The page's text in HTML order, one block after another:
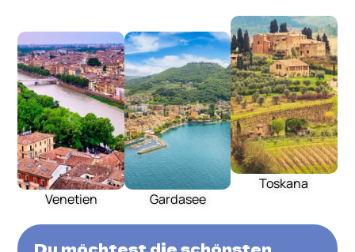
Venetien Gardasee
Toskana